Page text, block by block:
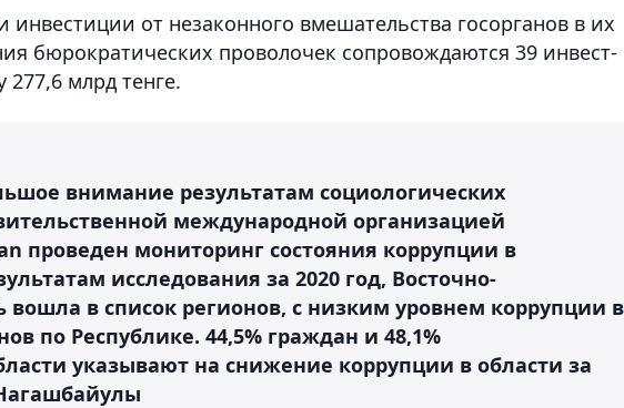
от незаконного вмешательства госорганов в их
бюрократических проволочек сопровождаются 39 инвест-
млрд тенге.
внимание результатам социологических
международной организацией
проведен мониторинг состояния коррупции в
исследования за 2020 год, Восточно-
вошла в список регионов, с низким уровнем коррупции в
по Республике. 44,5% граждан и 48,1%
указывают на снижение коррупции в области за